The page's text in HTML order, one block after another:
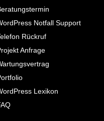
Notfall Support
Rückruf
Anfrage
Lexikon